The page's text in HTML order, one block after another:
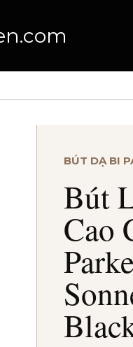
BÚT DẠ BI
Bút
Cao